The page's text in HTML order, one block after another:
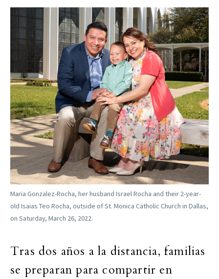
Maria Gonzalez-Rocha, her husband Israel Rocha and their 2-year-
old Isaias Teo Rocha, outside of St. Monica Catholic Church in Dallas,
on Saturday, March 26, 2022.
Tras dos años a la distancia, familias
se preparan para compartir en